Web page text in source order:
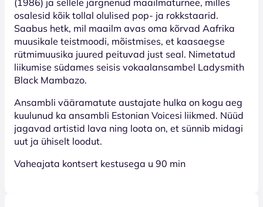
osalesid kõik tollal olulised pop- ja rokkstaarid.
Saabus hetk, mil maailm avas oma kõrvad Aafrika
muusikale teistmoodi, mõistmises, et kaasaegse
rütmimuusika juured peituvad just seal. Nimetatud
liikumise südames seisis vokaalansambel Ladysmith
Black Mambazo.
Ansambli vääramatute austajate hulka on kogu aeg
kuulunud ka ansambli Estonian Voicesi liikmed. Nüüd
jagavad artistid lava ning loota on, et sünnib midagi
uut ja ühiselt loodut.
Vaheajata kontsert kestusega u 90 min